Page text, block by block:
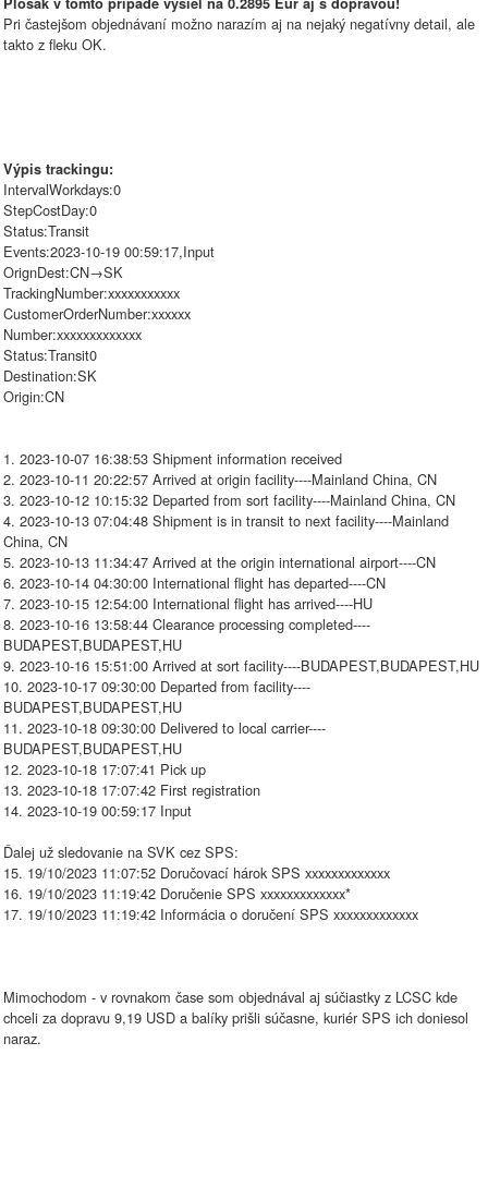
Pri častejšom objednávaní možno narazím aj na nejaký negatívny detail, ale
takto z fleku OK.
Výpis trackingu:
IntervalWorkdays:0
StepCostDay:0
Status:Transit
Events:2023-10-19 00:59:17,Input
OrignDest:CN→SK
TrackingNumber:xxxxxxxxxxx
CustomerOrderNumber:xxxxxx
Number:xxxxxxxxxxxxx
Status:Transit0
Destination:SK
Origin:CN
1. 2023-10-07 16:38:53 Shipment information received
2. 2023-10-11 20:22:57 Arrived at origin facility----Mainland China, CN
3. 2023-10-12 10:15:32 Departed from sort facility----Mainland China, CN
4. 2023-10-13 07:04:48 Shipment is in transit to next facility----Mainland
China, CN
5. 2023-10-13 11:34:47 Arrived at the origin international airport----CN
6. 2023-10-14 04:30:00 International flight has departed----CN
7. 2023-10-15 12:54:00 International flight has arrived----HU
8. 2023-10-16 13:58:44 Clearance processing completed----
BUDAPEST,BUDAPEST,HU
9. 2023-10-16 15:51:00 Arrived at sort facility----BUDAPEST,BUDAPEST,HU
10. 2023-10-17 09:30:00 Departed from facility----
BUDAPEST,BUDAPEST,HU
11. 2023-10-18 09:30:00 Delivered to local carrier----
BUDAPEST,BUDAPEST,HU
12. 2023-10-18 17:07:41 Pick up
13. 2023-10-18 17:07:42 First registration
14. 2023-10-19 00:59:17 Input
Ďalej už sledovanie na SVK cez SPS:
15. 19/10/2023 11:07:52 Doručovací hárok SPS xxxxxxxxxxxxx
16. 19/10/2023 11:19:42 Doručenie SPS xxxxxxxxxxxxx*
17. 19/10/2023 11:19:42 Informácia o doručení SPS xxxxxxxxxxxxx
Mimochodom - v rovnakom čase som objednával aj súčiastky z LCSC kde
chceli za dopravu 9,19 USD a balíky prišli súčasne, kuriér SPS ich doniesol
naraz.